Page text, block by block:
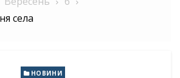
села
НОВИНИ